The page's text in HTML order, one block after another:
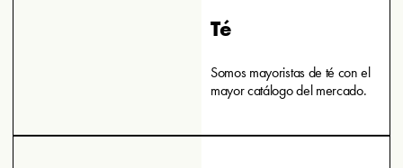
Té
Somos mayoristas de té con el
mayor catálogo del mercado.